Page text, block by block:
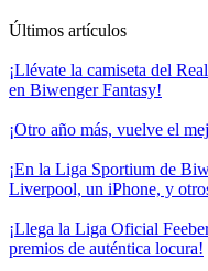
Últimos artículos
¡Llévate la camiseta del
en Biwenger Fantasy!
¡Otro año más, vuelve el
¡En la Liga Sportium de
Liverpool, un iPhone, y
¡Llega la Liga Oficial
premios de auténtica locura!